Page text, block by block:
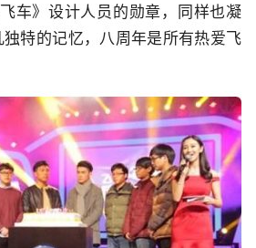
车》设计人员的勋章，同样也凝
特的记忆，八周年是所有热爱飞